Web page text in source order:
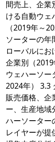
間売上、企業
ける自動ウェ
（2019年～
ソーターの
ローバルにお
企業別（
ウェハーソー
2024年） 3.3
販売価格、企
ー、生産地域
ハーソーター
レイヤーが